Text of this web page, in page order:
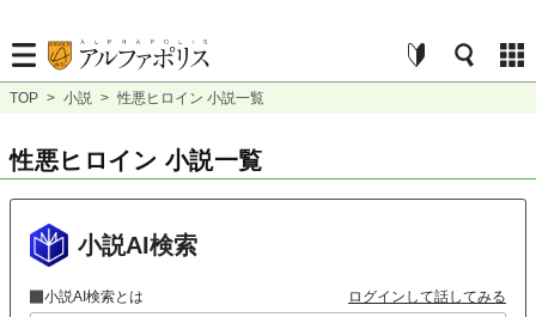
TOP > 小説 > 性悪ヒロイン 小説一覧
性悪ヒロイン 小説一覧
小説AI検索
小説AI検索とは ログインして話してみる